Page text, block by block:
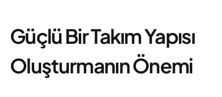
Güçlü Bir Takım Yapısı
Oluşturmanın Önemi